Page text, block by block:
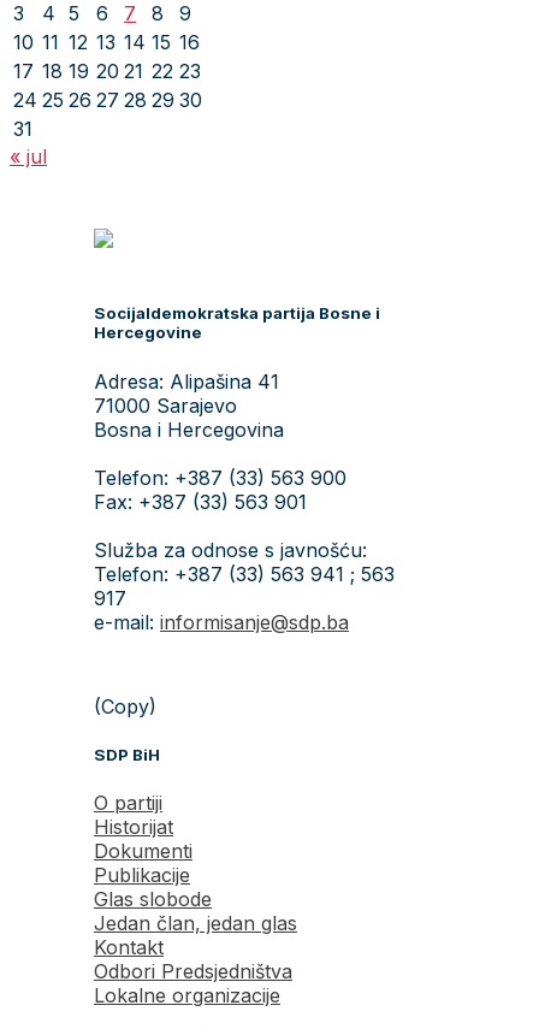
3
4 5 6 7 8
9
10 11 12 13 14 15 16
17 18 19 20 21 22 23
24 25 26 27 28 29 30
31
« jul
Socijaldemokratska partija Bosne i
Hercegovine
Adresa: Alipašina 41
71000 Sarajevo
Bosna i Hercegovina
Telefon: +387 (33) 563 900
Fax: +387 (33) 563 901
Služba za odnose s javnošću:
Telefon: +387 (33) 563 941 ; 563
917
e-mail: informisanje@sdp.ba
(Copy)
SDP BiH
O partiji
Historijat
Dokumenti
Publikacije
Glas slobode
Jedan član, jedan glas
Kontakt
Odbori Predsjedništva
Lokalne organizacije